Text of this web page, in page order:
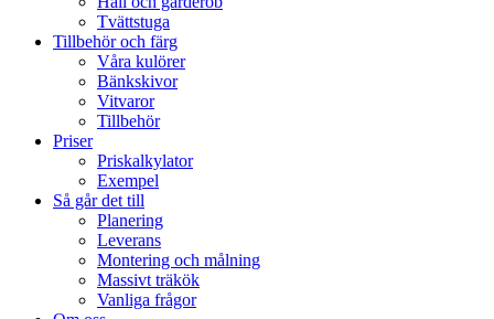
Tvättstuga
Tillbehör och färg
Våra kulörer
Bänkskivor
Vitvaror
Tillbehör
Priser
Priskalkylator
Exempel
Så går det till
Planering
Leverans
Montering och målning
Massivt träkök
Vanliga frågor